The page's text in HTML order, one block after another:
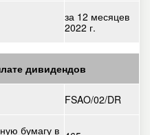
за 12 месяцев
2022 г.
дивидендов
FSAO/02/DR
бумагу в